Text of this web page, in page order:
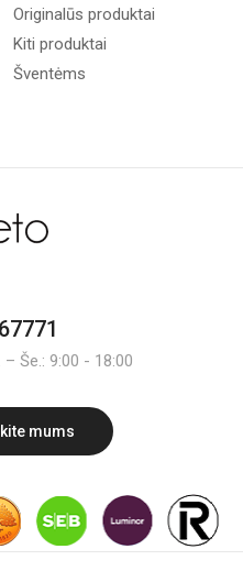
Originalūs produktai
Kiti produktai
Šventėms
Še.: 9:00 - 18:00
mums